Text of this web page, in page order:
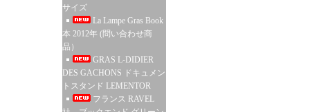
サイズ
La Lampe Gras Book
本 2012年 (問い合わせ商
品）
GRAS L-DIDIER
DES GACHONS ドキュメン
トスタンド LEMENTOR
フランス RAVEL